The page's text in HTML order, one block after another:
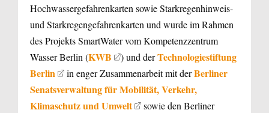
Hochwassergefahrenkarten sowie Starkregenhinweis-
und Starkregengefahrenkarten und wurde im Rahmen
des Projekts SmartWater vom Kompetenzzentrum
Wasser Berlin (KWB ) und derTechnologiestiftung
Berlin
in enger Zusammenarbeit mit derBerliner
Senatsverwaltung für Mobilität, Verkehr,
Klimaschutz und Umwelt
sowie den Berliner